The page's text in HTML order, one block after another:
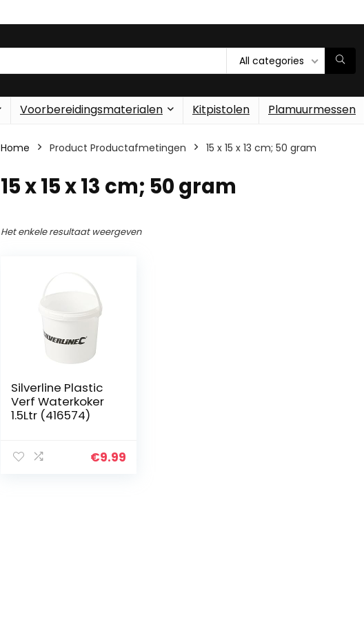
All categories
Voorbereidingsmaterialen Kitpistolen Plamuurmessen
Home Product Productafmetingen ‎15 x 15 x 13 cm; 50 gram
‎15 x 15 x 13 cm; 50 gram
Het enkele resultaat weergeven
Silverline Plastic
Verf Waterkoker
1.5Ltr (416574)
€9.99